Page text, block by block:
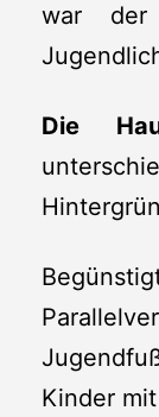
war der
Die
Kinder